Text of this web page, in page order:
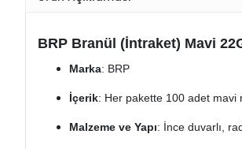
BRP Branül (İntraket) Mavi
Marka: BRP
İçerik: Her pakette 100 adet mavi
Malzeme ve Yapı: İnce duvarlı,